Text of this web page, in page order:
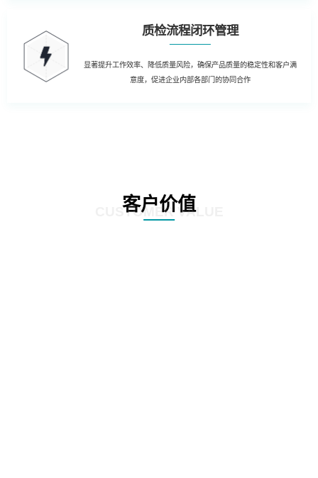
质检流程闭环管理
显著提升工作效率、降低质量风险，确保产品质量的稳定性和客户满
意度，促进企业内部各部门的协同合作
客户价值
CUSTOMER VALUE